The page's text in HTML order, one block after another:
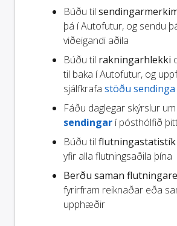
Búðu til
þá í Autofutur, og sendu
viðeigandi aðila
Búðu til rakningarhlekki
til baka í Autofutur, og
sjálfkrafa stöðu sendinga
Fáðu daglegar skýrslur um
sendingar í pósthólfið
Búðu til flutningastatistík
yfir alla flutningsaðila þína
Berðu saman
fyrirfram reiknaðar eða
upphæðir